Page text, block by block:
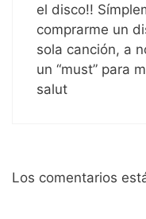
el disco!!
comprarme un
sola canción, a
un “must” para
salut
Los comentarios